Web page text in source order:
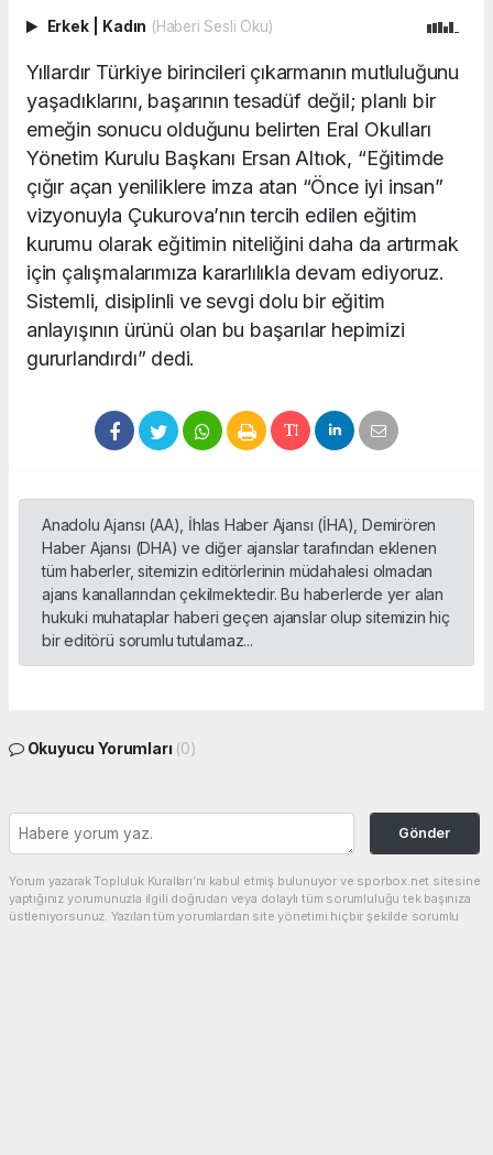
Erkek Kadın (Haberi Sesli Oku)
Yıllardır Türkiye birincileri çıkarmanın mutluluğunu
yaşadıklarını, başarının tesadüf değil; planlı bir
emeğin sonucu olduğunu belirten Eral Okulları
Yönetim Kurulu Başkanı Ersan Altıok, “Eğitimde
çığır açan yeniliklere imza atan “Önce iyi insan”
vizyonuyla Çukurova’nın tercih edilen eğitim
kurumu olarak eğitimin niteliğini daha da artırmak
için çalışmalarımıza kararlılıkla devam ediyoruz.
Sistemli, disiplinli ve sevgi dolu bir eğitim
anlayışının ürünü olan bu başarılar hepimizi
gururlandırdı” dedi.
Anadolu Ajansı (AA), İhlas Haber Ajansı (İHA), Demirören
Haber Ajansı (DHA) ve diğer ajanslar tarafından eklenen
tüm haberler, sitemizin editörlerinin müdahalesi olmadan
ajans kanallarından çekilmektedir. Bu haberlerde yer alan
hukuki muhataplar haberi geçen ajanslar olup sitemizin hiç
bir editörü sorumlu tutulamaz...
Okuyucu Yorumları (0)
Gönder
Yorum yazarak Topluluk Kuralları’nı kabul etmiş bulunuyor ve sporbox.net sitesine
yaptığınız yorumunuzla ilgili doğrudan veya dolaylı tüm sorumluluğu tek başınıza
üstleniyorsunuz. Yazılan tüm yorumlardan site yönetimi hiçbir şekilde sorumlu